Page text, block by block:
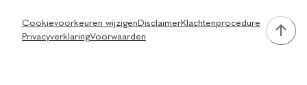
Cookievoorkeuren wijzigen DisclaimerKlachtenprocedure
PrivacyverklaringVoorwaarden